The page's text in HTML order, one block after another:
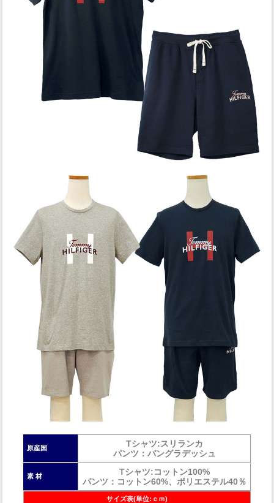
原産国
Tシャツ:スリランカ
パンツ：バングラデッシュ
素 材
Tシャツ:コットン100%
パンツ：コットン60%、ポリエステル40％
サイズ表(単位:ｃｍ)